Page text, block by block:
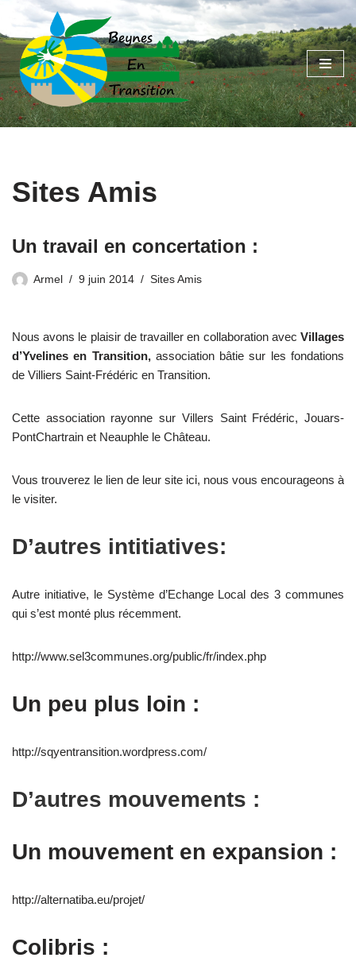
Aller
au
contenu
Sites Amis
Un travail en concertation :
Armel 9 juin 2014 Sites Amis
Nous avons le plaisir de travailler en collaboration avec Villages
d’Yvelines en Transition, association bâtie sur les fondations
de Villiers Saint-Frédéric en Transition.
Cette association rayonne sur Villers Saint Frédéric, Jouars-
PontChartrain et Neauphle le Château.
Vous trouverez le lien de leur site ici, nous vous encourageons à
le visiter.
D’autres intitiatives:
Autre initiative, le Système d’Echange Local des 3 communes
qui s’est monté plus récemment.
http://www.sel3communes.org/public/fr/index.php
Un peu plus loin :
http://sqyentransition.wordpress.com/
D’autres mouvements :
Un mouvement en expansion :
http://alternatiba.eu/projet/
Colibris :